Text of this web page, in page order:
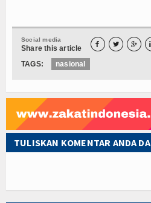
Social media
Share this article   
TAGS: nasional
TULISKAN KOMENTAR ANDA